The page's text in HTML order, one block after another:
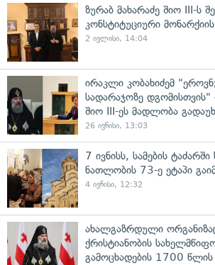
ზურაბ მახარაძე შიო III-ს
კონსტიტუციური
2 ივლისი, 14:04
ირაკლი კობახიძემ
სადარაჯოზე
შიო III-ეს მადლობა
26 ივნისი, 13:03
7 ივნისს, სამების
ნათლობის 73-ე ეტაპი
4 ივნისი, 12:32
ახალგაზრდული
ქრისტიანობის
გამოცხადების 1700